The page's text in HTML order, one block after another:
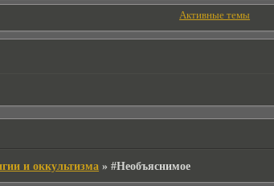
Активные темы
и оккультизма »#Необъяснимое